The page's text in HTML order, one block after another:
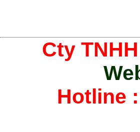
Cty
Hotline